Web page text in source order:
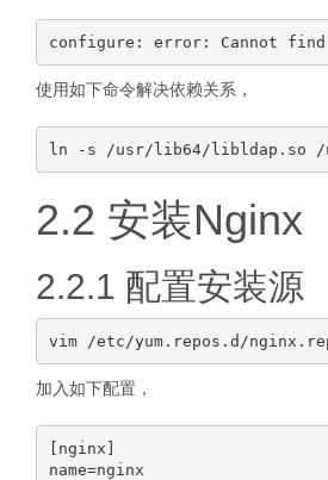
使用如下命令解决依赖关系，
2.2 安装Nginx
2.2.1 配置安装源
加入如下配置，
[nginx]
name=nginx